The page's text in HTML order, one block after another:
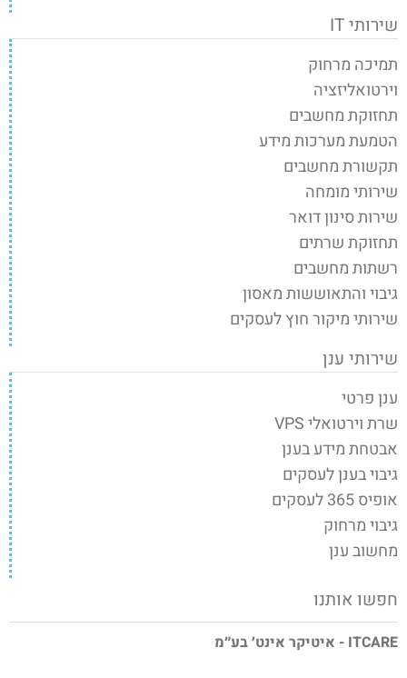
שירותי IT
תמיכה מרחוק
וירטואליזציה
תחזוקת מחשבים
הטמעת מערכות מידע
תקשורת מחשבים
שירותי מומחה
שירות סינון דואר
תחזוקת שרתים
רשתות מחשבים
גיבוי והתאוששות מאסון
שירותי מיקור חוץ לעסקים
שירותי ענן
ענן פרטי
שרת וירטואלי VPS
אבטחת מידע בענן
גיבוי בענן לעסקים
אופיס 365 לעסקים
גיבוי מרחוק
מחשוב ענן
חפשו אותנו
ITCARE - איטיקר אינט׳ בע״מ